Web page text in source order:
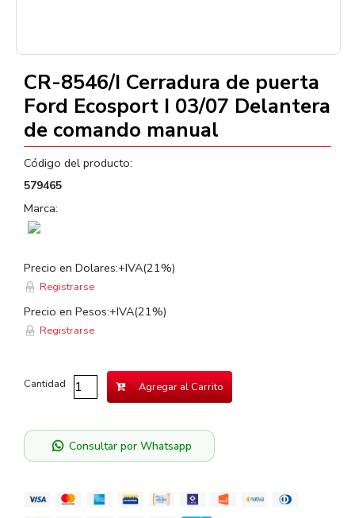
CR-8546/I Cerradura de puerta
Ford Ecosport I 03/07 Delantera
de comando manual
Código del producto:
579465
Marca:
Precio en Dolares:+IVA(21%)
Registrarse
Precio en Pesos:+IVA(21%)
Registrarse
Cantidad Agregar al Carrito
Consultar por Whatsapp